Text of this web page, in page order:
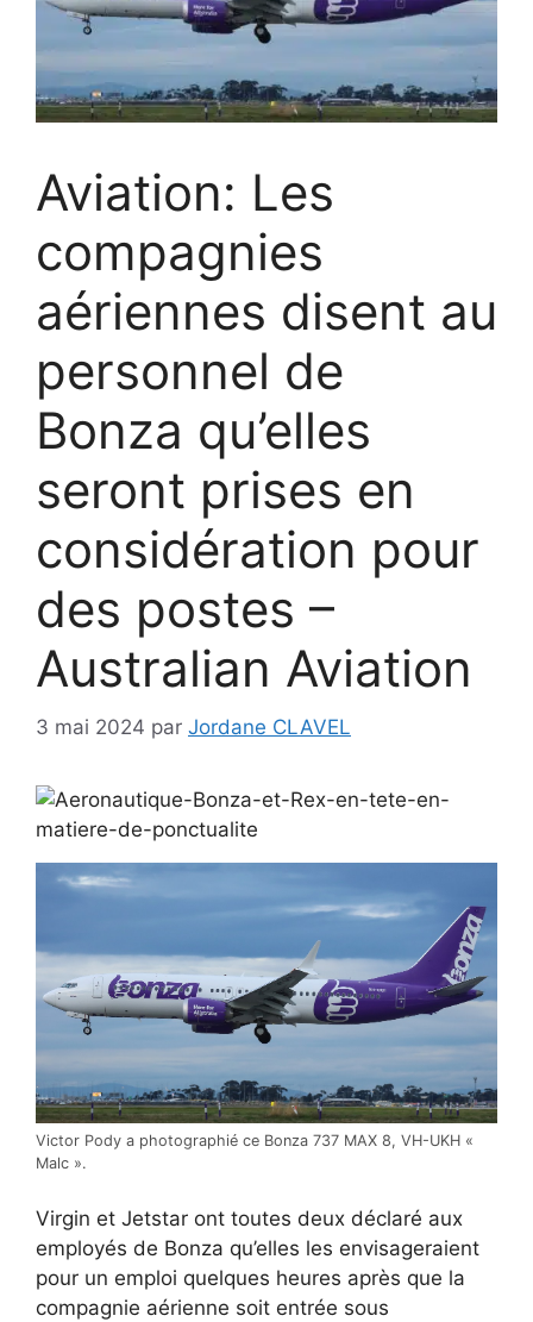
Aviation: Les
compagnies
aériennes disent au
personnel de
Bonza qu’elles
seront prises en
considération pour
des postes –
Australian Aviation
3 mai 2024 par Jordane CLAVEL
Victor Pody a photographié ce Bonza 737 MAX 8, VH-UKH «
Malc ».
Virgin et Jetstar ont toutes deux déclaré aux
employés de Bonza qu’elles les envisageraient
pour un emploi quelques heures après que la
compagnie aérienne soit entrée sous